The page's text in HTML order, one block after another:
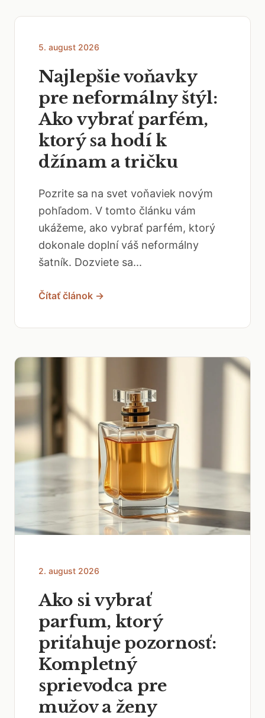
5. august 2026
Najlepšie voňavky
pre neformálny štýl:
Ako vybrať parfém,
ktorý sa hodí k
džínam a tričku
Pozrite sa na svet voňaviek novým
pohľadom. V tomto článku vám
ukážeme, ako vybrať parfém, ktorý
dokonale doplní váš neformálny
šatník. Dozviete sa...
Čítať článok →
2. august 2026
Ako si vybrať
parfum, ktorý
priťahuje pozornosť:
Kompletný
sprievodca pre
mužov a ženy